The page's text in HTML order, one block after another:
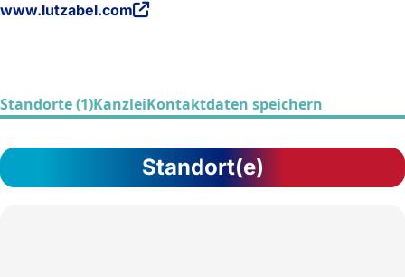
www.lutzabel.com
Standorte (1)KanzleiKontaktdaten speichern
Standort(e)